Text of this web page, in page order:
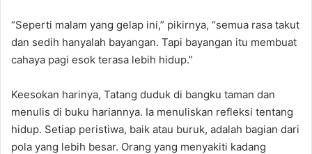
“Seperti malam yang gelap ini,” pikirnya, “semua rasa takut
dan sedih hanyalah bayangan. Tapi bayangan itu membuat
cahaya pagi esok terasa lebih hidup.”
Keesokan harinya, Tatang duduk di bangku taman dan
menulis di buku hariannya. Ia menuliskan refleksi tentang
hidup. Setiap peristiwa, baik atau buruk, adalah bagian dari
pola yang lebih besar. Orang yang menyakiti kadang